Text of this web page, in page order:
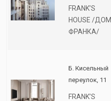
FRANK’S
HOUSE /ДОМ
ФРАНКА/
Б. Кисельный
переулок, 11
FRANK’S